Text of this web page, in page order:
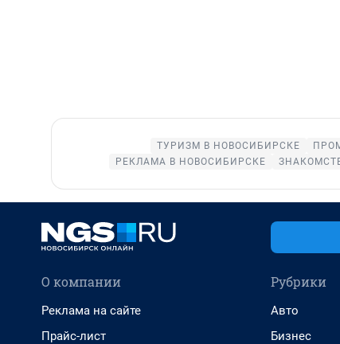
ТУРИЗМ В НОВОСИБИРСКЕ
РЕКЛАМА В НОВОСИБИРСКЕ
О компании
Реклама на сайте
Прайс-лист
Рубрики
Авто
Бизнес